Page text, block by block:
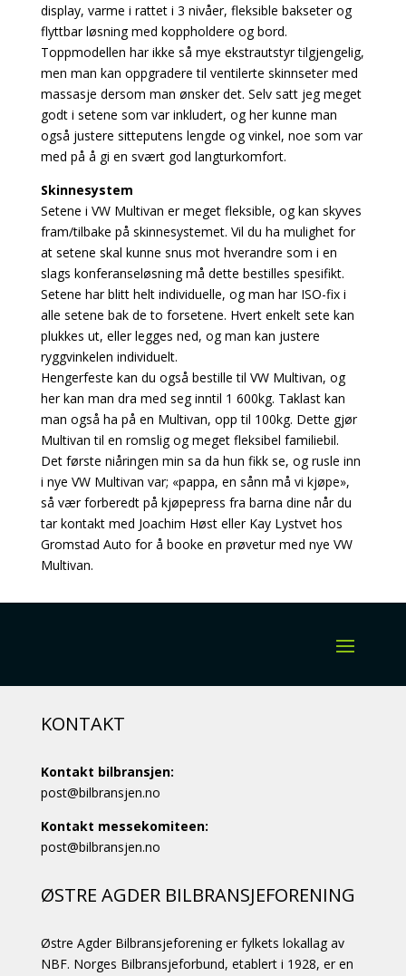
display, varme i rattet i 3 nivåer, fleksible bakseter og
flyttbar løsning med koppholdere og bord.
Toppmodellen har ikke så mye ekstrautstyr tilgjengelig,
men man kan oppgradere til ventilerte skinnseter med
massasje dersom man ønsker det. Selv satt jeg meget
godt i setene som var inkludert, og her kunne man
også justere sitteputens lengde og vinkel, noe som var
med på å gi en svært god langturkomfort.
Skinnesystem
Setene i VW Multivan er meget fleksible, og kan skyves
fram/tilbake på skinnesystemet. Vil du ha mulighet for
at setene skal kunne snus mot hverandre som i en
slags konferanseløsning må dette bestilles spesifikt.
Setene har blitt helt individuelle, og man har ISO-fix i
alle setene bak de to forsetene. Hvert enkelt sete kan
plukkes ut, eller legges ned, og man kan justere
ryggvinkelen individuelt.
Hengerfeste kan du også bestille til VW Multivan, og
her kan man dra med seg inntil 1 600kg. Taklast kan
man også ha på en Multivan, opp til 100kg. Dette gjør
Multivan til en romslig og meget fleksibel familiebil.
Det første niåringen min sa da hun fikk se, og rusle inn
i nye VW Multivan var; «pappa, en sånn må vi kjøpe»,
så vær forberedt på kjøpepress fra barna dine når du
tar kontakt med Joachim Høst eller Kay Lystvet hos
Gromstad Auto for å booke en prøvetur med nye VW
Multivan.
KONTAKT
Kontakt bilbransjen:
post@bilbransjen.no
Kontakt messekomiteen:
post@bilbransjen.no
ØSTRE AGDER BILBRANSJEFORENING
Østre Agder Bilbransjeforening er fylkets lokallag av
NBF. Norges Bilbransjeforbund, etablert i 1928, er en